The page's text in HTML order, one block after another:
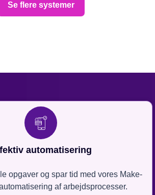
Se flere systemer
automatisering
opgaver og spar tid med vores Make-
af arbejdsprocesser.